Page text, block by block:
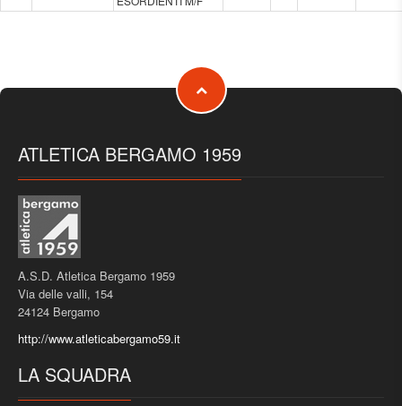
ATLETICA BERGAMO 1959
A.S.D. Atletica Bergamo 1959
Via delle valli, 154
24124 Bergamo
http://www.atleticabergamo59.it
LA SQUADRA